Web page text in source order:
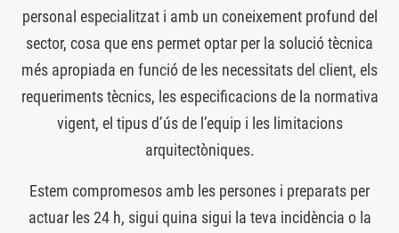
personal especialitzat i amb un coneixement profund del
sector, cosa que ens permet optar per la solució tècnica
més apropiada en funció de les necessitats del client, els
requeriments tècnics, les especificacions de la normativa
vigent, el tipus d’ús de l’equip i les limitacions
arquitectòniques.
Estem compromesos amb les persones i preparats per
actuar les 24 h, sigui quina sigui la teva incidència o la